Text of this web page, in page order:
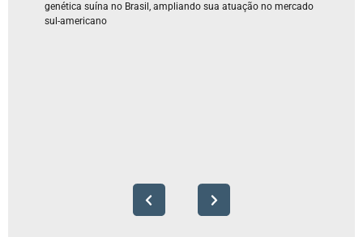
genética suína no Brasil, ampliando sua atuação no mercado
sul-americano